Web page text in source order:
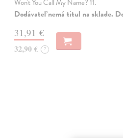
Won't You Call My Name? 11.
Dodávateľ nemá titul na sklade.
31,91 €
32,90 € ?